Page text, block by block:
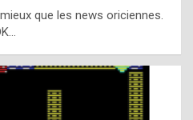
u
l
que les news oriciennes.